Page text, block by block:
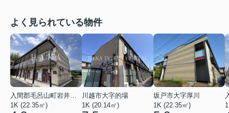
よく見られている物件
入間郡毛呂山町岩井西１丁目
1K (22.35㎡)
川越市大字的場
1K (20.14㎡)
坂戸市大字厚川
1K (22.35㎡)